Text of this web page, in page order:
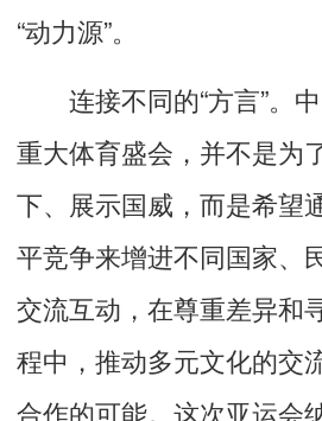
“动力源”。
连接不同的“方言”。
重大体育盛会，并不是为
下、展示国威，而是希望
平竞争来增进不同国家、
交流互动，在尊重差异和
程中，推动多元文化的交
合作的可能。这次亚运会